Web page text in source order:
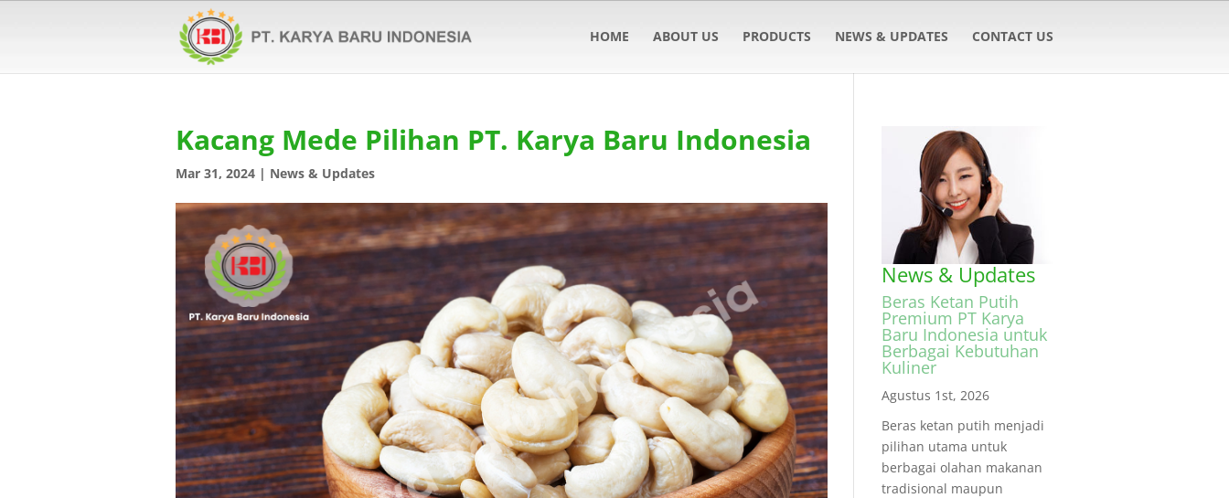
HOME ABOUT US PRODUCTS NEWS & UPDATES CONTACT US
Kacang Mede Pilihan PT. Karya Baru Indonesia
Mar 31, 2024 | News & Updates
News & Updates
Beras Ketan Putih
Premium PT Karya
Baru Indonesia untuk
Berbagai Kebutuhan
Kuliner
Agustus 1st, 2026
Beras ketan putih menjadi
pilihan utama untuk
berbagai olahan makanan
tradisional maupun